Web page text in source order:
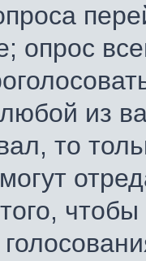
опрос
из
то